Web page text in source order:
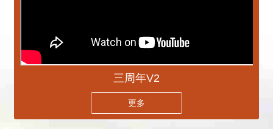
三周年V2
更多